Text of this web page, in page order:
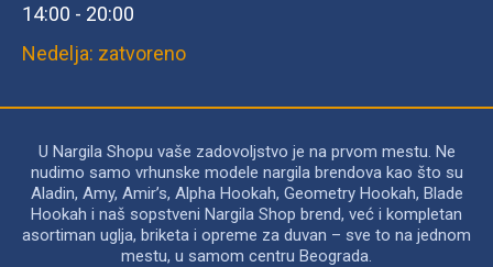
14:00 - 20:00
Nedelja: zatvoreno
U Nargila Shopu vaše zadovoljstvo je na prvom mestu. Ne
nudimo samo vrhunske modele nargila brendova kao što su
Aladin, Amy, Amir’s, Alpha Hookah, Geometry Hookah, Blade
Hookah i naš sopstveni Nargila Shop brend, već i kompletan
asortiman uglja, briketa i opreme za duvan – sve to na jednom
mestu, u samom centru Beograda.